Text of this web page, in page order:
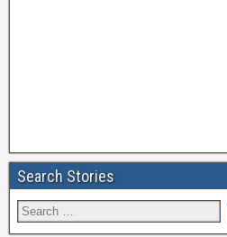
Search Stories